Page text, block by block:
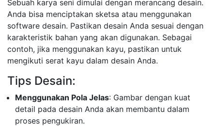
Sebuah karya seni dimulai dengan merancang desain.
Anda bisa menciptakan sketsa atau menggunakan
software desain. Pastikan desain Anda sesuai dengan
karakteristik bahan yang akan digunakan. Sebagai
contoh, jika menggunakan kayu, pastikan untuk
mengikuti serat kayu dalam desain Anda.
Tips Desain:
Menggunakan Pola Jelas: Gambar dengan kuat
detail pada desain Anda akan membantu dalam
proses pengukiran.